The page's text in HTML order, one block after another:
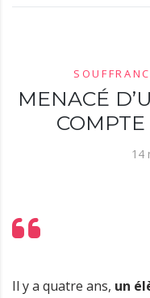
MENACÉ
14
Il y a quatre ans, un